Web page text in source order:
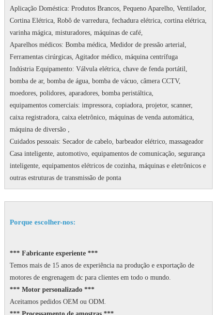
Aplicação Doméstica: Produtos Brancos, Pequeno Aparelho, Ventilador,
Cortina Elétrica, Robô de varredura, fechadura elétrica, cortina elétrica,
varinha mágica, misturadores, máquinas de café,
Aparelhos médicos: Bomba médica, Medidor de pressão arterial,
Ferramentas cirúrgicas, Agitador médico, máquina centrífuga
Indústria Equipamento: Válvula elétrica, chave de fenda portátil,
bomba de ar, bomba de água, bomba de vácuo, câmera CCTV,
moedores, polidores, aparadores, bomba peristáltica,
equipamentos comerciais: impressora, copiadora, projetor, scanner,
caixa registradora, caixa eletrônico, máquinas de venda automática,
máquina de diversão ,
Cuidados pessoais: Secador de cabelo, barbeador elétrico, massageador
Casa inteligente, automotivo, equipamentos de comunicação, segurança
inteligente, equipamentos elétricos de cozinha, máquinas e eletrônicos e
outras estruturas de transmissão de ponta
Porque escolher-nos:
*** Fabricante experiente ***
Temos mais de 15 anos de experiência na produção e exportação de
motores de engrenagem dc para clientes em todo o mundo.
*** Motor personalizado ***
Aceitamos pedidos OEM ou ODM.